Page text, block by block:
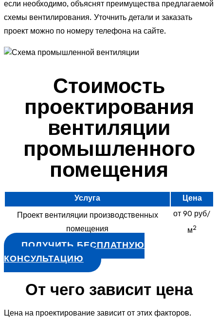
если необходимо, объяснят преимущества предлагаемой
схемы вентилирования. Уточнить детали и заказать
проект можно по номеру телефона на сайте.
Стоимость
проектирования
вентиляции
промышленного
помещения
Услуга Цена
Проект вентиляции производственных
помещения
от 90 руб/
м2
ПОЛУЧИТЬ БЕСПЛАТНУЮ
КОНСУЛЬТАЦИЮ
От чего зависит цена
Цена на проектирование зависит от этих факторов.